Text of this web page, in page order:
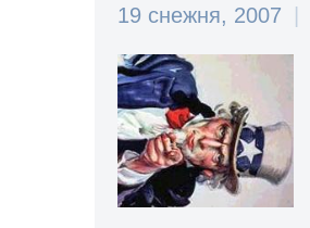
19 снежня, 2007